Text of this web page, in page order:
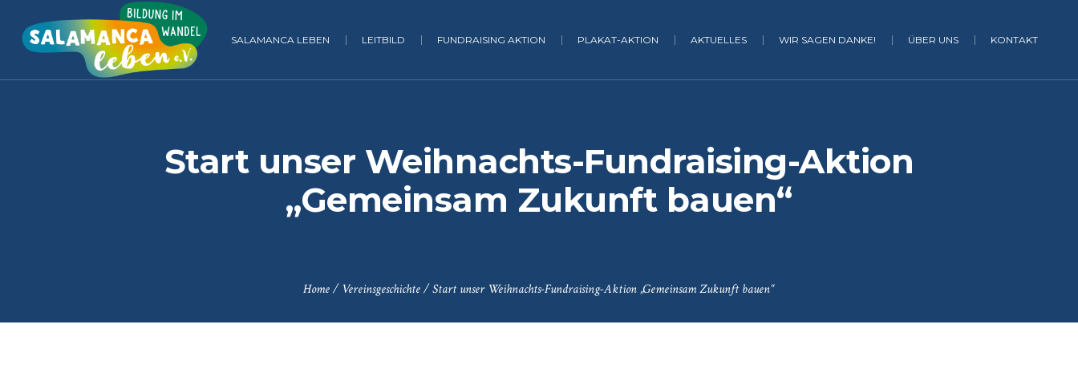
SALAMANCA LEBEN LEITBILD FUNDRAISING AKTION PLAKAT-AKTION AKTUELLES WIR SAGEN DANKE! ÜBER UNS KONTAKT
Start unser Weihnachts-Fundraising-Aktion
„Gemeinsam Zukunft bauen“
Home/ Vereinsgeschichte/Start unser Weihnachts-Fundraising-Aktion „Gemeinsam Zukunft bauen“